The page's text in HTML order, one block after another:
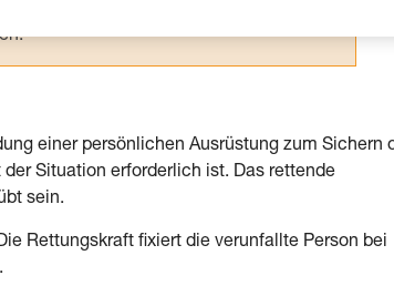
Techniken. Möglicherweise gibt es
einer persönlichen Ausrüstung zum Sichern
Situation erforderlich ist. Das rettende
sein.
Rettungskraft fixiert die verunfallte Person bei